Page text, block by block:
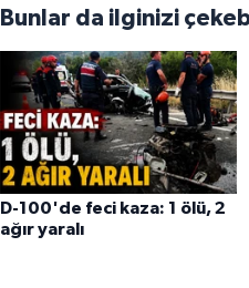
Bunlar da ilginizi
D-100'de feci kaza: 1 ölü, 2
ağır yaralı